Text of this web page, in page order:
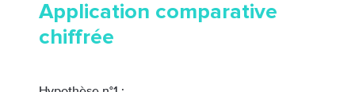
Application comparative
chiffrée